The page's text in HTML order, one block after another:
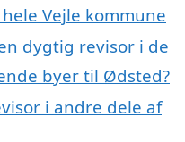
Vejle kommune
dygtig revisor i de
byer til Ødsted?
i andre dele af